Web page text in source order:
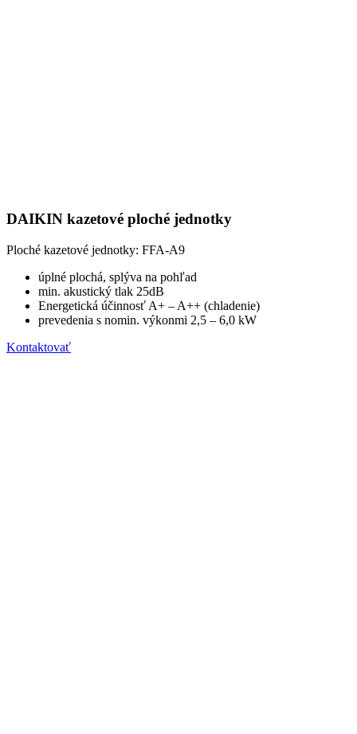
DAIKIN kazetové ploché jednotky
Ploché kazetové jednotky: FFA-A9
úplné plochá, splýva na pohľad
min. akustický tlak 25dB
Energetická účinnosť A+ – A++ (chladenie)
prevedenia s nomin. výkonmi 2,5 – 6,0 kW
Kontaktovať